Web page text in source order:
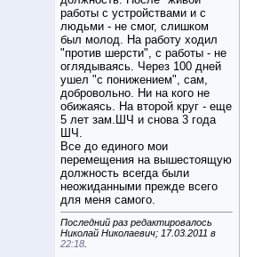
работы с устройствами и с
людьми - не смог, слишком
был молод. На работу ходил
"против шерсти", с работы - не
оглядываясь. Через 100 дней
ушел "с понижением", сам,
добровольно. Ни на кого не
обижаясь. На второй круг - еще
5 лет зам.ШЧ и снова 3 года
ШЧ.
Все до единого мои
перемещения на вышестоящую
должность всегда были
неожиданными прежде всего
для меня самого.
Последний раз редактировалось
Николай Николаевич; 17.03.2011 в
22:18